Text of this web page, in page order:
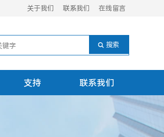
关于我们 联系我们 在线留言
支持 联系我们